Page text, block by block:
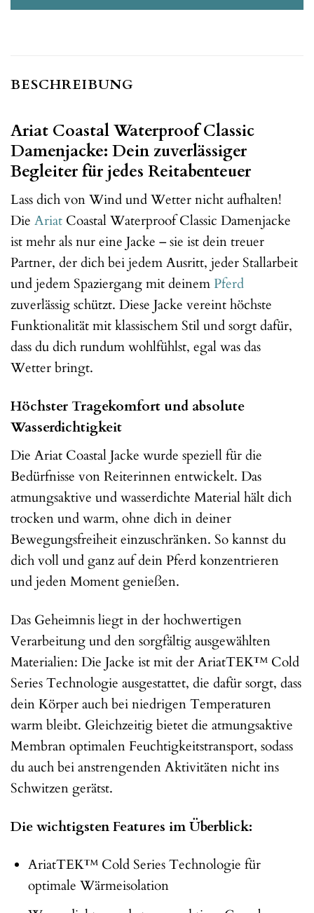
BESCHREIBUNG
Ariat Coastal Waterproof Classic
Damenjacke: Dein zuverlässiger
Begleiter für jedes Reitabenteuer
Lass dich von Wind und Wetter nicht aufhalten!
Die Ariat Coastal Waterproof Classic Damenjacke
ist mehr als nur eine Jacke – sie ist dein treuer
Partner, der dich bei jedem Ausritt, jeder Stallarbeit
und jedem Spaziergang mit deinemPferd
zuverlässig schützt. Diese Jacke vereint höchste
Funktionalität mit klassischem Stil und sorgt dafür,
dass du dich rundum wohlfühlst, egal was das
Wetter bringt.
Höchster Tragekomfort und absolute
Wasserdichtigkeit
Die Ariat Coastal Jacke wurde speziell für die
Bedürfnisse von Reiterinnen entwickelt. Das
atmungsaktive und wasserdichte Material hält dich
trocken und warm, ohne dich in deiner
Bewegungsfreiheit einzuschränken. So kannst du
dich voll und ganz auf dein Pferd konzentrieren
und jeden Moment genießen.
Das Geheimnis liegt in der hochwertigen
Verarbeitung und den sorgfältig ausgewählten
Materialien: Die Jacke ist mit der AriatTEK™ Cold
Series Technologie ausgestattet, die dafür sorgt, dass
dein Körper auch bei niedrigen Temperaturen
warm bleibt. Gleichzeitig bietet die atmungsaktive
Membran optimalen Feuchtigkeitstransport, sodass
du auch bei anstrengenden Aktivitäten nicht ins
Schwitzen gerätst.
Die wichtigsten Features im Überblick:
AriatTEK™ Cold Series Technologie für
optimale Wärmeisolation